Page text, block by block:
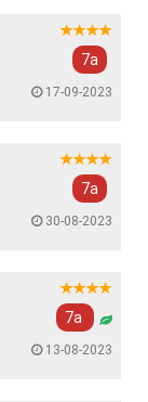
7a
17-09-2023
7a
30-08-2023
7a
13-08-2023